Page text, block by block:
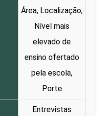
Área, Localização,
Nível mais
elevado de
ensino ofertado
pela escola,
Porte
Entrevistas